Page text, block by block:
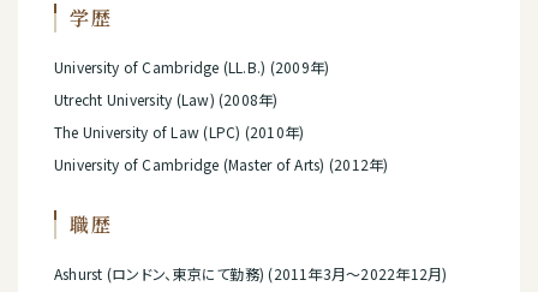
学歴
University of Cambridge (LL.B.) (2009年)
Utrecht University (Law) (2008年)
The University of Law (LPC) (2010年)
University of Cambridge (Master of Arts) (2012年)
職歴
Ashurst (ロンドン、東京にて勤務) (2011年3月～2022年12月)